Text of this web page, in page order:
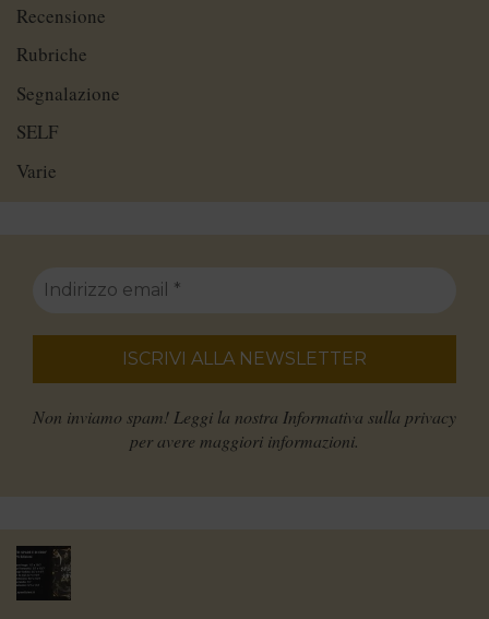
Recensione
Rubriche
Segnalazione
SELF
Varie
Non inviamo spam! Leggi la nostra Informativa sulla privacy
per avere maggiori informazioni.